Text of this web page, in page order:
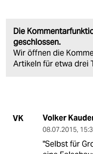
Die
geschlossen.
Wir öffnen die
Artikeln für etwa drei
VK Volker
08.07.2015,
"Selbst für